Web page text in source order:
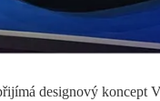
designový koncept